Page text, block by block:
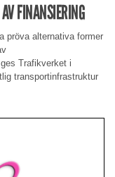
FINANSIERING
pröva alternativa former
Trafikverket i
transportinfrastruktur